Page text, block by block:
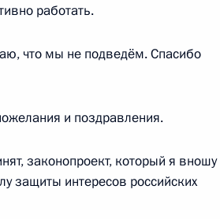
работать.
что мы не подведём. Спасибо
и поздравления.
законопроект, который я вношу
защиты интересов российских